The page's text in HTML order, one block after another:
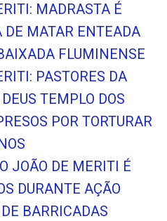
MADRASTA É
DE MATAR ENTEADA
FLUMINENSE
PASTORES DA
TEMPLO DOS
POR TORTURAR
JOÃO DE MERITI É
DURANTE AÇÃO
BARRICADAS